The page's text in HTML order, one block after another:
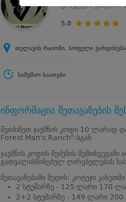
კოტეჯები
5.0
თელავის რაიონი, სოფელი
სამუშაო საათები
ინფორმაცია შეთავაზების
შეიძინეთ ჯავშნის კოდი 10 ლარად
Forest Man's Ranch"-სგან
ჯავშნის კოდის შეძენის
გათვალისწინებულ ღირებულებას
შეთავაზებაში შედის: კოტეჯი
2 სტუმარზე - 125 ლარი 170
2+2 სტუმარზე - 149 ლარი